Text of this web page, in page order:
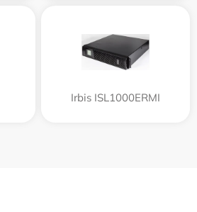
Irbis ISL1000ERMI